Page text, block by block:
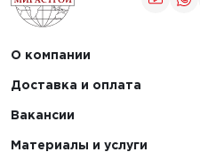
О компании
Доставка и оплата
Вакансии
Материалы и услуги